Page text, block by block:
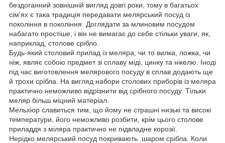
бездоганний зовнішній вигляд довгі роки, тому в багатьох
сім'ях є така традиція передавати мелярський посуд із
покоління в покоління. Доглядати за млиновим посудом
набагато простіше, і він не вимагає до себе стільки уваги, як,
наприклад, столове срібло.
Будь-який столовий прилад із меляра, чи то вилка, ложка, чи
ніж, являє собою предмет зі сплаву міді, цинку та нікелю. Іноді
під час виготовлення мелярового посуду в сплав додають ще
й трохи срібла. На вигляд набори столових приборів із меляра
практично неможливо відрізнити від срібного посуду. Тільки
меляр більш міцний матеріал.
Мельхіор славиться тим, що йому не страшні низькі та високі
температури, його неможливо розбити, крім цього столове
приладдя з міляра практично не підвладне корозії.
Нерідко мелярський посуд покривають шаром срібла. Коли